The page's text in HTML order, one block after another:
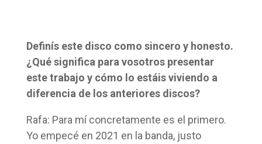
Definís este disco como sincero y honesto.
¿Qué significa para vosotros presentar
este trabajo y cómo lo estáis viviendo a
diferencia de los anteriores discos?
Rafa: Para mí concretamente es el primero.
Yo empecé en 2021 en la banda, justo